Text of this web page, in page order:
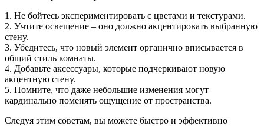
1. Не бойтесь экспериментировать с цветами и текстурами.
2. Учтите освещение – оно должно акцентировать выбранную
стену.
3. Убедитесь, что новый элемент органично вписывается в
общий стиль комнаты.
4. Добавьте аксессуары, которые подчеркивают новую
акцентную стену.
5. Помните, что даже небольшие изменения могут
кардинально поменять ощущение от пространства.
Следуя этим советам, вы можете быстро и эффективно